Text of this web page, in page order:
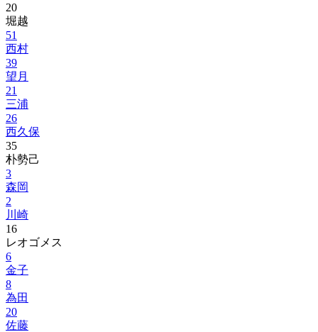
20
堀越
51
西村
39
望月
21
三浦
26
西久保
35
朴勢己
3
森岡
2
川崎
16
レオゴメス
6
金子
8
為田
20
佐藤